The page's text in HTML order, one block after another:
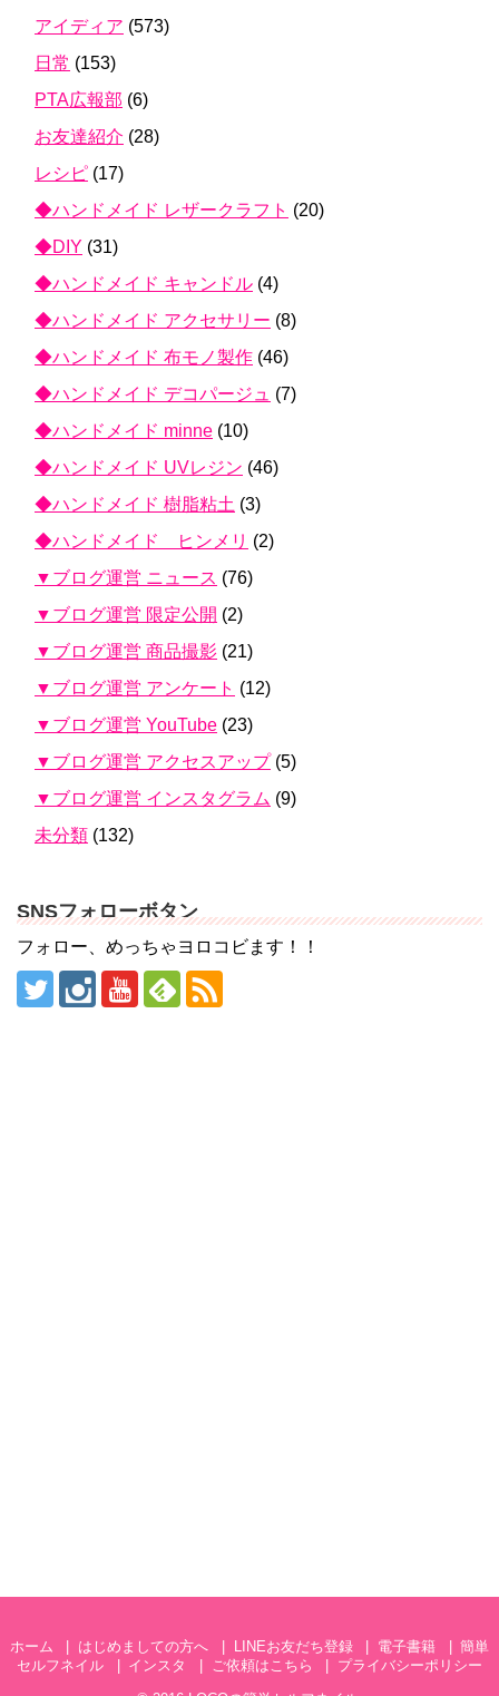
アイディア (573)
日常 (153)
PTA広報部 (6)
お友達紹介 (28)
レシピ (17)
◆ハンドメイド レザークラフト (20)
◆DIY (31)
◆ハンドメイド キャンドル (4)
◆ハンドメイド アクセサリー (8)
◆ハンドメイド 布モノ製作 (46)
◆ハンドメイド デコパージュ (7)
◆ハンドメイド minne (10)
◆ハンドメイド UVレジン (46)
◆ハンドメイド 樹脂粘土 (3)
◆ハンドメイド ヒンメリ (2)
▼ブログ運営 ニュース (76)
▼ブログ運営 限定公開 (2)
▼ブログ運営 商品撮影 (21)
▼ブログ運営 アンケート (12)
▼ブログ運営 YouTube (23)
▼ブログ運営 アクセスアップ(5)
▼ブログ運営 インスタグラム (9)
未分類 (132)
SNSフォローボタン
フォロー、めっちゃヨロコビます！！
ホーム はじめましての方へ LINEお友だち登録 電子書籍
簡単
セルフネイル
インスタ ご依頼はこちら
プライバシーポリシー